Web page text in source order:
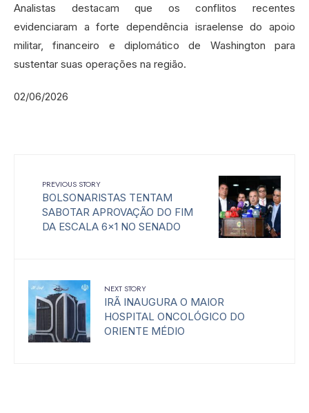
Analistas destacam que os conflitos recentes
evidenciaram a forte dependência israelense do apoio
militar, financeiro e diplomático de Washington para
sustentar suas operações na região.
02/06/2026
PREVIOUS STORY
BOLSONARISTAS TENTAM
SABOTAR APROVAÇÃO DO FIM
DA ESCALA 6×1 NO SENADO
NEXT STORY
IRÃ INAUGURA O MAIOR
HOSPITAL ONCOLÓGICO DO
ORIENTE MÉDIO